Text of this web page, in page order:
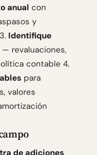
anual con
y
Identifique
— revaluaciones,
contable 4.
para
valores
de adiciones